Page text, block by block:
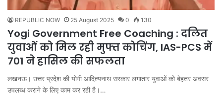
REPUBLIC NOW 25 August 2025 0 130
Yogi Government Free Coaching : दलित
युवाओं को मिल रही मुफ्त कोचिंग, IAS-PCS में
701 ने हासिल की सफलता
लखनऊ। उत्तर प्रदेश की योगी आदित्यनाथ सरकार लगातार युवाओं को बेहतर अवसर
उपलब्ध कराने के लिए काम कर रही है।…